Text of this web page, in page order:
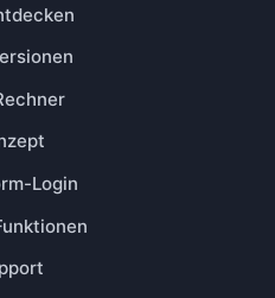
Login